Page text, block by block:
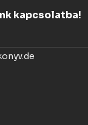
kapcsolatba!